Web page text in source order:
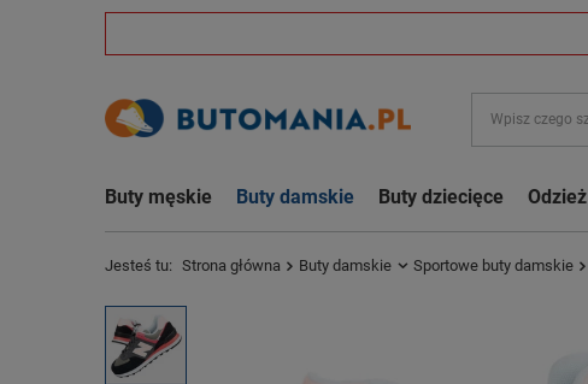
Buty męskie Buty damskie Buty dziecięce Odzież
Jesteś tu: Strona główna Buty damskie Sportowe buty damskie